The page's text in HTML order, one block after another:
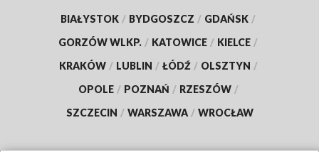
BIAŁYSTOK / BYDGOSZCZ / GDAŃSK /
GORZÓW WLKP. / KATOWICE / KIELCE /
KRAKÓW / LUBLIN / ŁÓDŹ / OLSZTYN /
OPOLE / POZNAŃ / RZESZÓW /
SZCZECIN / WARSZAWA / WROCŁAW